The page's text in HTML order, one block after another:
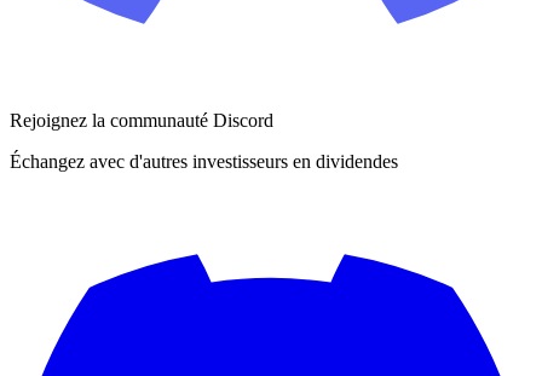
Rejoignez la communauté Discord
Échangez avec d'autres investisseurs en dividendes